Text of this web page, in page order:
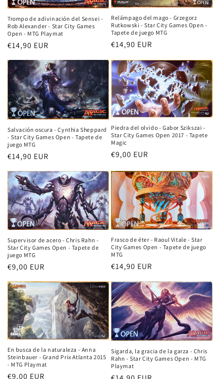
Trompo de adivinación del Sensei -
Rob Alexander - Star City Games
Open - MTG Playmat
Precio
€14,90 EUR
Relámpago del mago - Grzegorz
Rutkowski - Star City Games Open -
Tapete de juego MTG
Precio
€14,90 EUR
Salvación oscura - Cynthia Sheppard
- Star City Games Open - Tapete de
juego MTG
Precio
€14,90 EUR
Piedra del olvido - Gabor Szikszai -
Star City Games Open 2017 - Tapete
Magic
Precio
€9,00 EUR
Supervisor de acero - Chris Rahn -
Star City Games Open - Tapete de
juego MTG
Precio
habitual
€9,00 EUR
Frasco de éter - Raoul Vitale - Star
City Games Open - Tapete de juego
MTG
Precio
€14,90 EUR
En busca de la naturaleza - Anna
Steinbauer - Grand Prix Atlanta 2015
- MTG Playmat
Precio
€9,00 EUR
Sigarda, la gracia de la garza - Chris
Rahn - Star City Games Open - MTG
Playmat